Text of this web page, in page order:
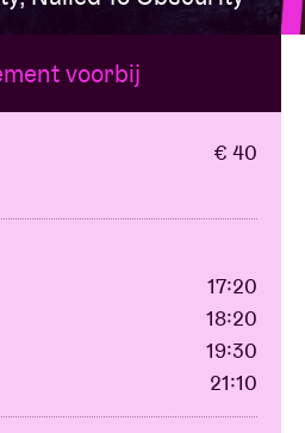
voorbij
€ 40
17:20
18:20
19:30
21:10